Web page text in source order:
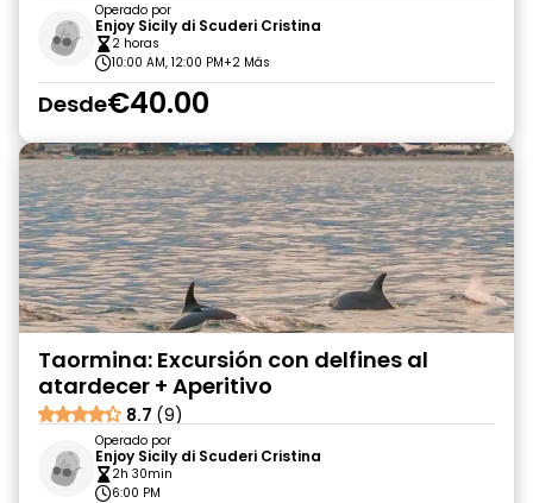
Operado por
Enjoy Sicily di Scuderi Cristina
2 horas
10:00 AM, 12:00 PM+2 Más
Desde€40.00
Taormina: Excursión con delfines al
atardecer + Aperitivo
8.7 (9)
Operado por
Enjoy Sicily di Scuderi Cristina
2h 30min
6:00 PM